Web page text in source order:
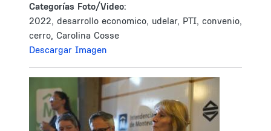
Categorías Foto/Video:
2022, desarrollo economico, udelar, PTI, convenio,
cerro, Carolina Cosse
Descargar Imagen